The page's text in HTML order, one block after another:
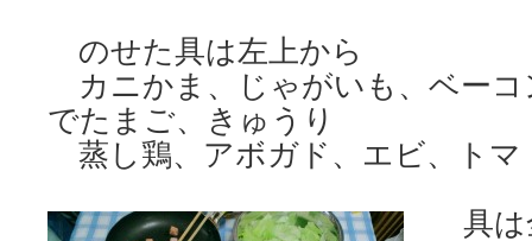
のせた具は左上から
カニかま、じゃがいも、ベーコ
でたまご、きゅうり
蒸し鶏、アボガド、エビ、トマ
具は